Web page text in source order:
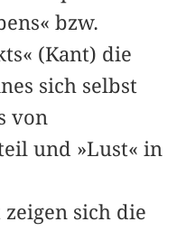
bzw.
(Kant) die
sich selbst
von
und »Lust« in
sich die